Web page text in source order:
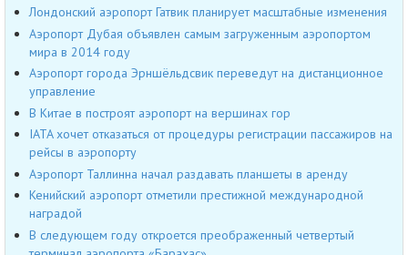
Лондонский аэропорт Гатвик планирует масштабные изменения
Аэропорт Дубая объявлен самым загруженным аэропортом
мира в 2014 году
Аэропорт города Эрншёльдсвик переведут на дистанционное
управление
В Китае в построят аэропорт на вершинах гор
IATA хочет отказаться от процедуры регистрации пассажиров на
рейсы в аэропорту
Аэропорт Таллинна начал раздавать планшеты в аренду
Кенийский аэропорт отметили престижной международной
наградой
В следующем году откроется преображенный четвертый